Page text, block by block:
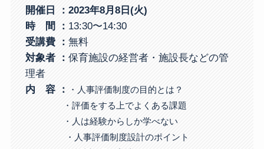
開催日 ：2023年8月8日(火)
時 間 ： 13:30〜14:30
受講費
：無料
対象者
：保育施設の経営者・施設長などの管
理者
内 容 ：
・人事評価制度の目的とは？
・評価をする上でよくある課題
・人は経験からしか学べない
・人事評価制度設計のポイント